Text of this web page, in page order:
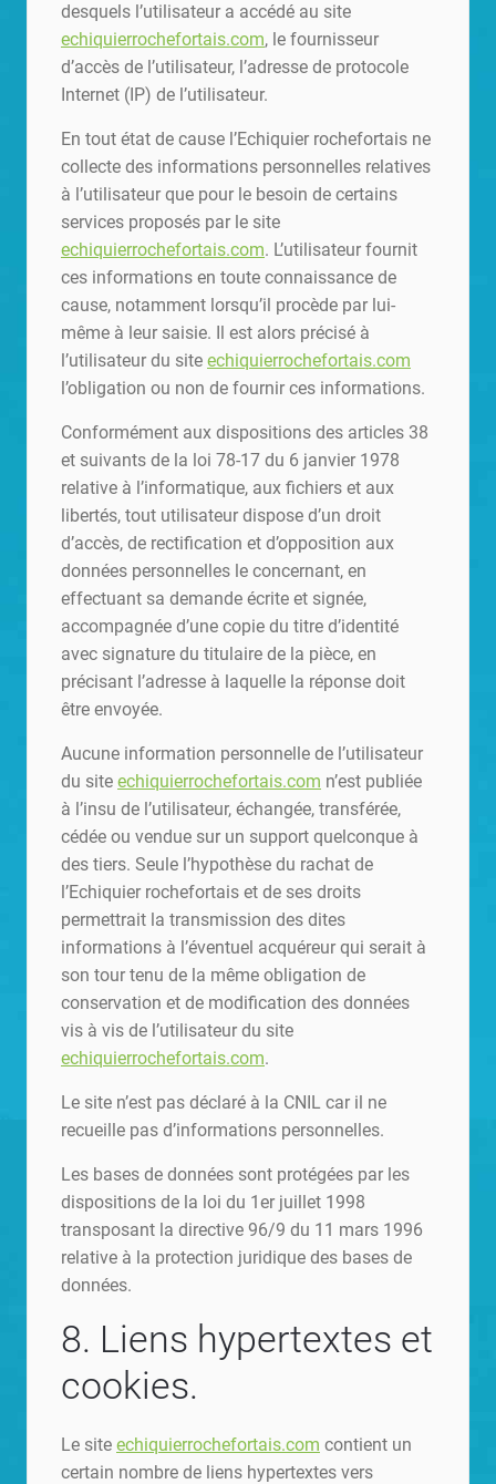
desquels l’utilisateur a accédé au site
echiquierrochefortais.com, le fournisseur
d’accès de l’utilisateur, l’adresse de protocole
Internet (IP) de l’utilisateur.
En tout état de cause l’Echiquier rochefortais ne
collecte des informations personnelles relatives
à l’utilisateur que pour le besoin de certains
services proposés par le site
echiquierrochefortais.com. L’utilisateur fournit
ces informations en toute connaissance de
cause, notamment lorsqu’il procède par lui-
même à leur saisie. Il est alors précisé à
l’utilisateur du site echiquierrochefortais.com
l’obligation ou non de fournir ces informations.
Conformément aux dispositions des articles 38
et suivants de la loi 78-17 du 6 janvier 1978
relative à l’informatique, aux fichiers et aux
libertés, tout utilisateur dispose d’un droit
d’accès, de rectification et d’opposition aux
données personnelles le concernant, en
effectuant sa demande écrite et signée,
accompagnée d’une copie du titre d’identité
avec signature du titulaire de la pièce, en
précisant l’adresse à laquelle la réponse doit
être envoyée.
Aucune information personnelle de l’utilisateur
du site echiquierrochefortais.com n’est publiée
à l’insu de l’utilisateur, échangée, transférée,
cédée ou vendue sur un support quelconque à
des tiers. Seule l’hypothèse du rachat de
l’Echiquier rochefortais et de ses droits
permettrait la transmission des dites
informations à l’éventuel acquéreur qui serait à
son tour tenu de la même obligation de
conservation et de modification des données
vis à vis de l’utilisateur du site
echiquierrochefortais.com.
Le site n’est pas déclaré à la CNIL car il ne
recueille pas d’informations personnelles.
Les bases de données sont protégées par les
dispositions de la loi du 1er juillet 1998
transposant la directive 96/9 du 11 mars 1996
relative à la protection juridique des bases de
données.
8. Liens hypertextes et
cookies.
Le site echiquierrochefortais.com contient un
certain nombre de liens hypertextes vers